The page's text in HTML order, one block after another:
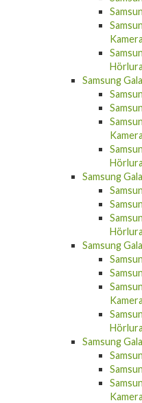
Samsung
Samsung
Samsung
Samsung